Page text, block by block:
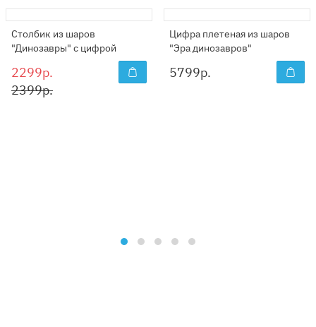
Столбик из шаров
"Динозавры" с цифрой
2299р.
2399р.
Цифра плетеная из шаров
"Эра динозавров"
5799р.